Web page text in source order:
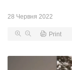
28 Червня 2022
Print